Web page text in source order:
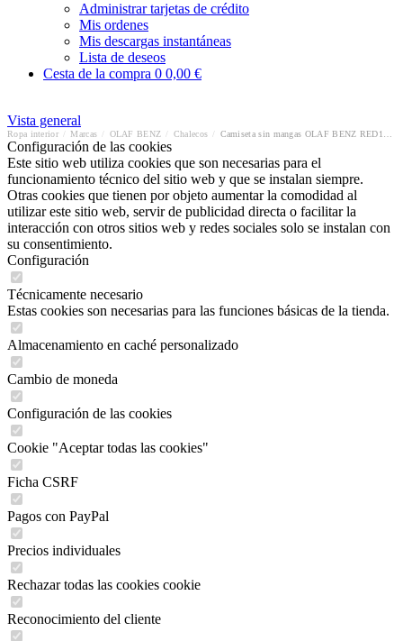
Administrar tarjetas de crédito
Mis ordenes
Mis descargas instantáneas
Lista de deseos
Cesta de la compra 0 0,00 €
Vista general
Ropa interior Marcas OLAF BENZ Chalecos
Configuración de las cookies
Este sitio web utiliza cookies que son necesarias para el
funcionamiento técnico del sitio web y que se instalan siempre.
Otras cookies que tienen por objeto aumentar la comodidad al
utilizar este sitio web, servir de publicidad directa o facilitar la
interacción con otros sitios web y redes sociales solo se instalan con
su consentimiento.
Configuración
Técnicamente necesario
Estas cookies son necesarias para las funciones básicas de la tienda.
Almacenamiento en caché personalizado
Cambio de moneda
Configuración de las cookies
Cookie "Aceptar todas las cookies"
Ficha CSRF
Pagos con PayPal
Precios individuales
Rechazar todas las cookies cookie
Reconocimiento del cliente